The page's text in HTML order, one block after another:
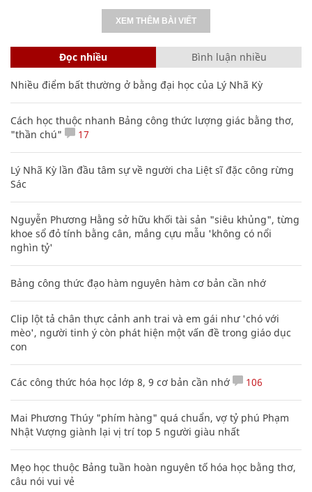
XEM THÊM BÀI VIẾT
Đọc nhiều Bình luận nhiều
Nhiều điểm bất thường ở bằng đại học của Lý Nhã Kỳ
Cách học thuộc nhanh Bảng công thức lượng giác bằng thơ,
"thần chú"
17
Lý Nhã Kỳ lần đầu tâm sự về người cha Liệt sĩ đặc công rừng
Sác
Nguyễn Phương Hằng sở hữu khối tài sản "siêu khủng", từng
khoe sổ đỏ tính bằng cân, mắng cựu mẫu 'không có nổi
nghìn tỷ'
Bảng công thức đạo hàm nguyên hàm cơ bản cần nhớ
Clip lột tả chân thực cảnh anh trai và em gái như 'chó với
mèo', người tinh ý còn phát hiện một vấn đề trong giáo dục
con
Các công thức hóa học lớp 8, 9 cơ bản cần nhớ 106
Mai Phương Thúy "phím hàng" quá chuẩn, vợ tỷ phú Phạm
Nhật Vượng giành lại vị trí top 5 người giàu nhất
Mẹo học thuộc Bảng tuần hoàn nguyên tố hóa học bằng thơ,
câu nói vui vẻ